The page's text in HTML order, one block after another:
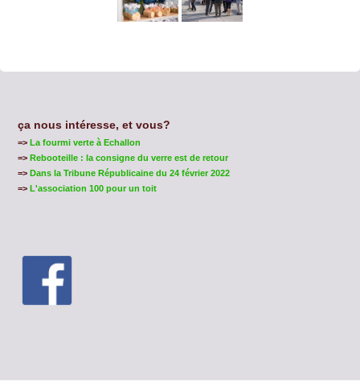
ça nous intéresse, et vous?
=> La fourmi verte à Echallon
=> Rebooteille : la consigne du verre est de retour
=> Dans la Tribune Républicaine du 24 février 2022
=> L'association 100 pour un toit